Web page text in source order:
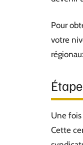
Pour
votre
Une
Cette